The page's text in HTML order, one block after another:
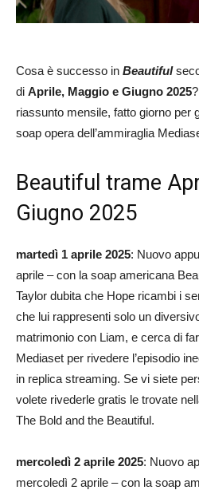
Cosa è successo in Beautiful
di Aprile, Maggio e Giugno 2025
riassunto mensile, fatto giorno per
soap opera dell’ammiraglia
Beautiful trame
Giugno 2025
martedì 1 aprile 2025: Nuovo
aprile – con la soap americana
Taylor dubita che Hope ricambi i
che lui rappresenti solo un
matrimonio con Liam, e cerca di
Mediaset per rivedere l’episodio
in replica streaming. Se vi siete
volete rivederle gratis le trovate
The Bold and the Beautiful.
mercoledì 2 aprile 2025: Nuovo
mercoledì 2 aprile – con la soap